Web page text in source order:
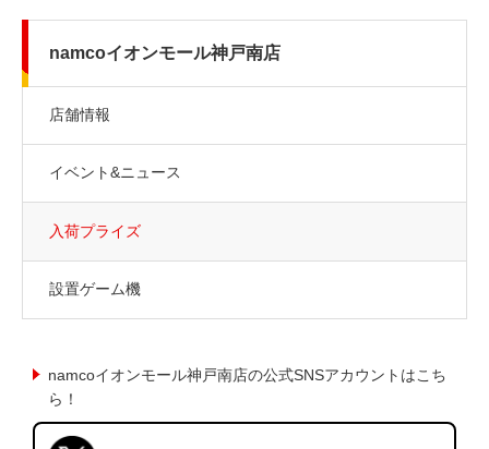
namcoイオンモール神戸南店
店舗情報
イベント&ニュース
入荷プライズ
設置ゲーム機
namcoイオンモール神戸南店の公式SNSアカウントはこち
ら！